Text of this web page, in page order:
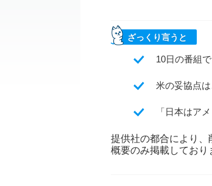
ざっくり言うと
10日の番組
米の妥協点
「日本はア
提供社の都合により、
概要のみ掲載しており